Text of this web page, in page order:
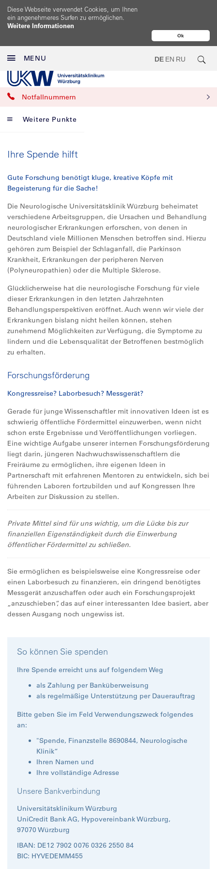
Ok
Diese Webseite verwendet Cookies, um Ihnen
ein angenehmeres Surfen zu ermöglichen.
Weitere Informationen
MENU DE EN RU
Notfallnummern
Weitere Punkte
Ihre Spende hilft
Gute Forschung benötigt kluge, kreative Köpfe mit
Begeisterung für die Sache!
Die Neurologische Universitätsklinik Würzburg beheimatet
verschiedene Arbeitsgruppen, die Ursachen und Behandlung
neurologischer Erkrankungen erforschen, von denen in
Deutschland viele Millionen Menschen betroffen sind. Hierzu
gehören zum Beispiel der Schlaganfall, die Parkinson
Krankheit, Erkrankungen der peripheren Nerven
(Polyneuropathien) oder die Multiple Sklerose.
Glücklicherweise hat die neurologische Forschung für viele
dieser Erkrankungen in den letzten Jahrzehnten
Behandlungsperspektiven eröffnet. Auch wenn wir viele der
Erkrankungen bislang nicht heilen können, stehen
zunehmend Möglichkeiten zur Verfügung, die Symptome zu
lindern und die Lebensqualität der Betroffenen bestmöglich
zu erhalten.
Forschungsförderung
Kongressreise? Laborbesuch? Messgerät?
Gerade für junge Wissenschaftler mit innovativen Ideen ist es
schwierig öffentliche Fördermittel einzuwerben, wenn nicht
schon erste Ergebnisse und Veröffentlichungen vorliegen.
Eine wichtige Aufgabe unserer internen Forschungsförderung
liegt darin, jüngeren Nachwuchswissenschaftlern die
Freiräume zu ermöglichen, ihre eigenen Ideen in
Partnerschaft mit erfahrenen Mentoren zu entwickeln, sich bei
führenden Laboren fortzubilden und auf Kongressen Ihre
Arbeiten zur Diskussion zu stellen.
Private Mittel sind für uns wichtig, um die Lücke bis zur
finanziellen Eigenständigkeit durch die Einwerbung
öffentlicher Fördermittel zu schließen.
Sie ermöglichen es beispielsweise eine Kongressreise oder
einen Laborbesuch zu finanzieren, ein dringend benötigtes
Messgerät anzuschaffen oder auch ein Forschungsprojekt
„anzuschieben“, das auf einer interessanten Idee basiert, aber
dessen Ausgang noch ungewiss ist.
So können Sie spenden
Ihre Spende erreicht uns auf folgendem Weg
als Zahlung per Banküberweisung
als regelmäßige Unterstützung per Dauerauftrag
Bitte geben Sie im Feld Verwendungszweck folgendes
an:
"Spende, Finanzstelle 8690844, Neurologische
Klinik“
Ihren Namen und
Ihre vollständige Adresse
Unsere Bankverbindung
Universitätsklinikum Würzburg
UniCredit Bank AG, Hypovereinbank Würzburg,
97070 Würzburg
IBAN: DE12 7902 0076 0326 2550 84
BIC: HYVEDEMM455